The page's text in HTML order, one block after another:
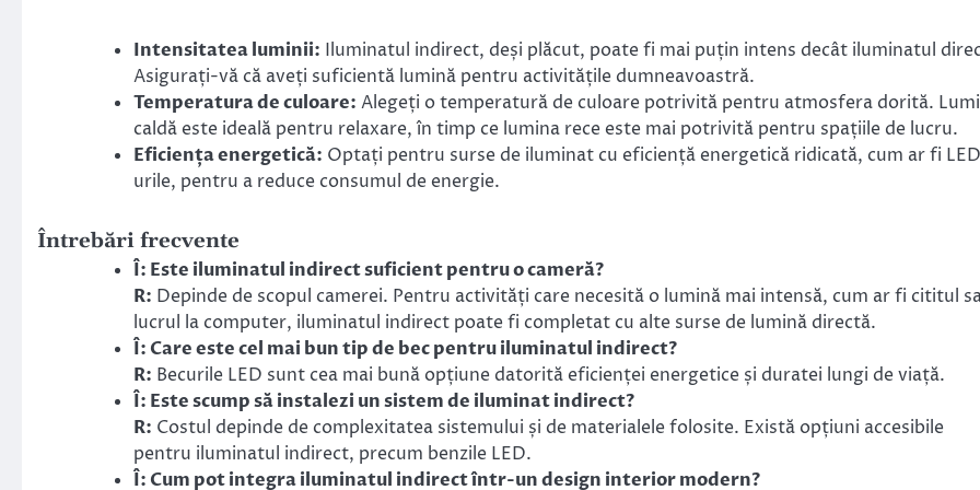
Intensitatea luminii: Iluminatul indirect, deși plăcut, poate fi mai puțin intens decât iluminatul
Asigurați-vă că aveți suficientă lumină pentru activitățile dumneavoastră.
Temperatura de culoare: Alegeți o temperatură de culoare potrivită pentru atmosfera dorită.
caldă este ideală pentru relaxare, în timp ce lumina rece este mai potrivită pentru spațiile de lucru.
Eficiența energetică: Optați pentru surse de iluminat cu eficiență energetică ridicată, cum ar fi
urile, pentru a reduce consumul de energie.
Întrebări frecvente
Î: Este iluminatul indirect suficient pentru o cameră?
R: Depinde de scopul camerei. Pentru activități care necesită o lumină mai intensă, cum ar fi cititul
lucrul la computer, iluminatul indirect poate fi completat cu alte surse de lumină directă.
Î: Care este cel mai bun tip de bec pentru iluminatul indirect?
R: Becurile LED sunt cea mai bună opțiune datorită eficienței energetice și duratei lungi de viață.
Î: Este scump să instalezi un sistem de iluminat indirect?
R: Costul depinde de complexitatea sistemului și de materialele folosite. Există opțiuni accesibile
pentru iluminatul indirect, precum benzile LED.
Î: Cum pot integra iluminatul indirect într-un design interior modern?